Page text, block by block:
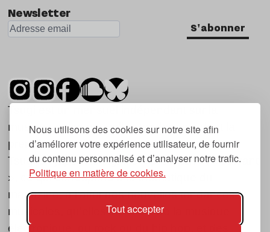
Nous utilisons des cookies sur notre site afin
d’améliorer votre expérience utilisateur, de fournir
du contenu personnalisé et d’analyser notre trafic.
Politique en matière de cookies.
Tout accepter
Newsletter
S'abonner
Tsugi est un mensuel indépendant sur la
musique et les nouvelles tendances, dont la
première parution date de 2007.
Tsugi en japonais signifie « prochain », « suivant
», ce qui correspond à la thématique du
magazine, à l’affût des nouvelles tendances
musicales, qu’elles viennent de la musique
électronique, du rock ou du hip hop, et des